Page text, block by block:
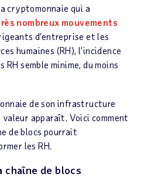
cryptomonnaie qui a
nombreux mouvements
d’entreprise et les
humaines (RH), l’incidence
RH semble minime, du moins
de son infrastructure
apparaît. Voici comment
de blocs pourrait
les RH.
chaîne de blocs